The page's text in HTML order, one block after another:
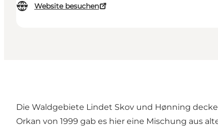
Website besuchen
Die Waldgebiete Lindet Skov und Hønning
Orkan von 1999 gab es hier eine Mischung aus